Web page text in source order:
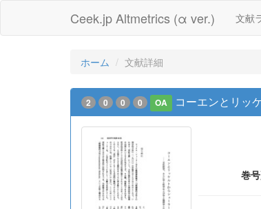
Ceek.jp Altmetrics (α ver.) 文献
ホーム 文献詳細
2 0 0 0 OA コーエンとリッ
巻